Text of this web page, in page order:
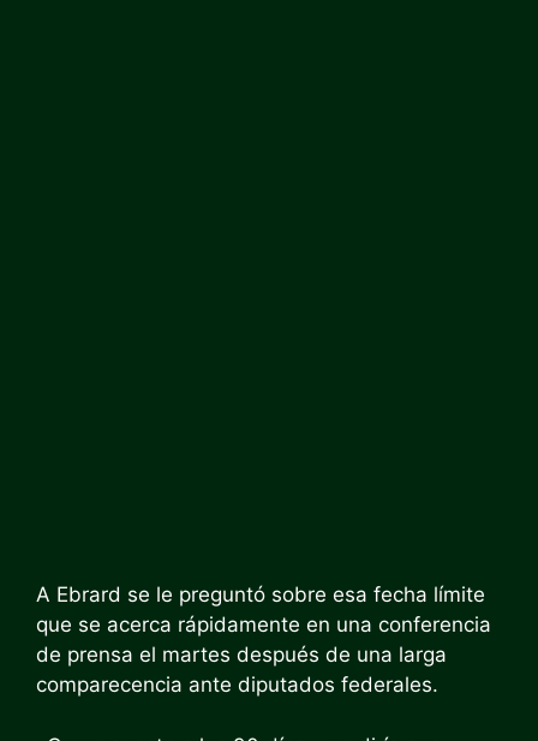
A Ebrard se le preguntó sobre esa fecha límite
que se acerca rápidamente en una conferencia
de prensa el martes después de una larga
comparecencia ante diputados federales.